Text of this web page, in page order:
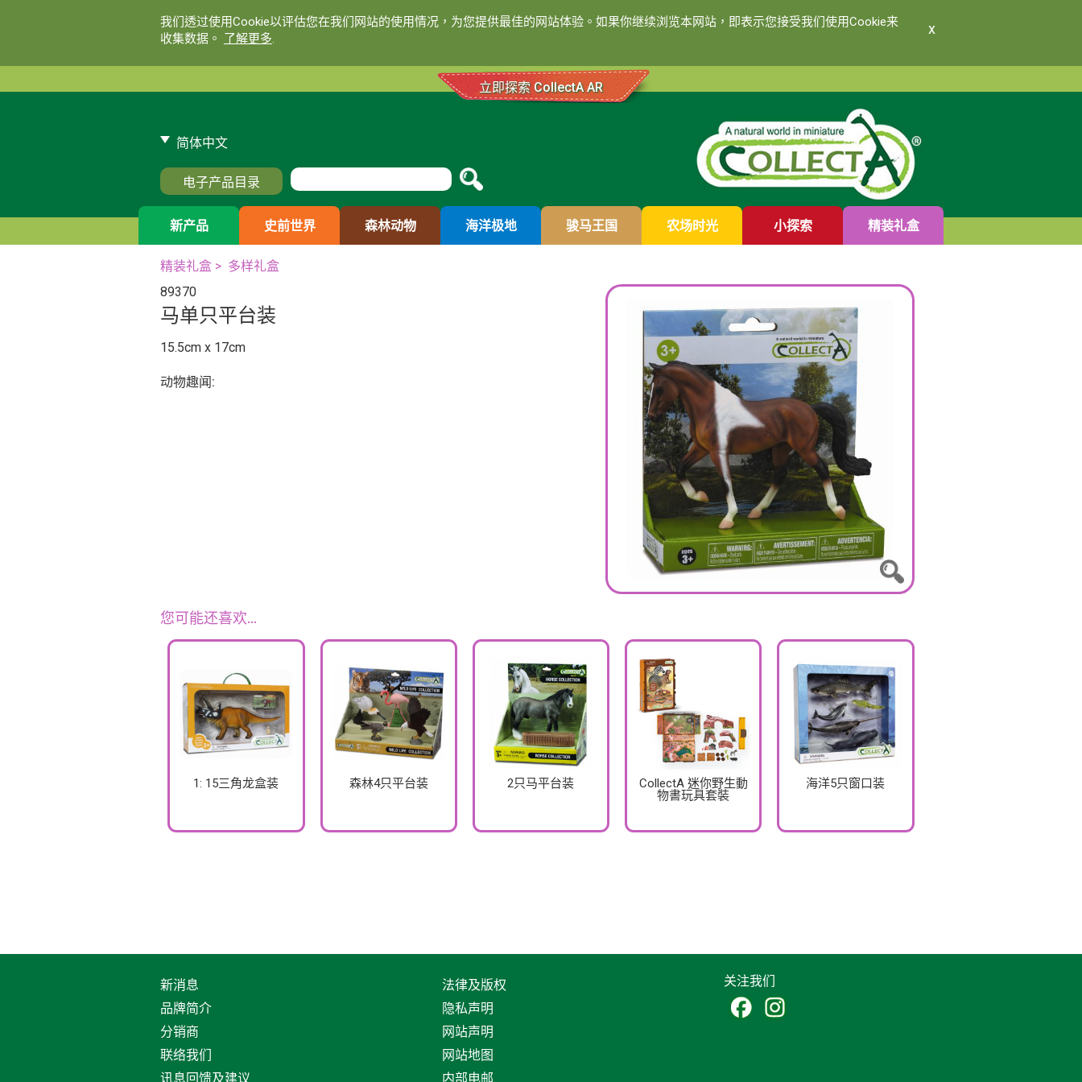
我们透过使用Cookie以评估您在我们网站的使用情况，为您提供最佳的网站体验。如果你继续浏览本网站，即表示您接受我们使用Cookie来
收集数据。 了解更多.
x
立即探索 CollectA AR
简体中文
电子产品目录
新产品 史前世界 森林动物 海洋极地 骏马王国 农场时光 小探索 精装礼盒
精装礼盒> 多样礼盒
89370
马单只平台装
15.5cm x 17cm
动物趣闻:
您可能还喜欢…
1: 15三角龙盒装 森林4只平台装 2只马平台装
CollectA 迷你野生動
物書玩具套裝
海洋5只窗口装
新消息
品牌简介
分销商
联络我们
讯息回馈及建议
法律及版权
隐私声明
网站声明
网站地图
内部电邮
关注我们